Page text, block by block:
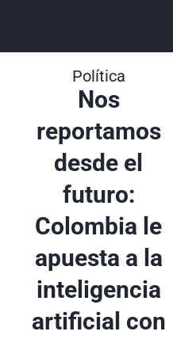
Política
Nos
reportamos
desde el
futuro:
Colombia le
apuesta a la
inteligencia
artificial con